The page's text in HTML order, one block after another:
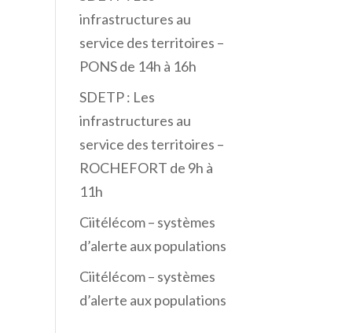
infrastructures au
service des territoires –
PONS de 14h à 16h
SDETP : Les
infrastructures au
service des territoires –
ROCHEFORT de 9h à
11h
Ciitélécom – systèmes
d’alerte aux populations
Ciitélécom – systèmes
d’alerte aux populations